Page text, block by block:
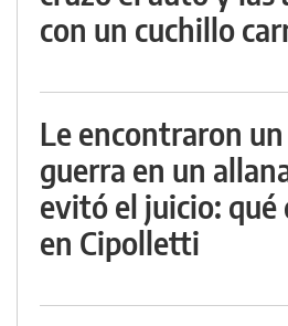
con un cuchillo
Le encontraron
guerra en un
evitó el juicio: qué
en Cipolletti